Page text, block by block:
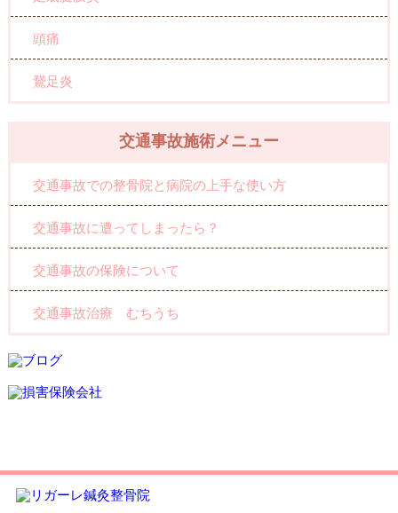
頭痛
鵞足炎
交通事故施術メニュー
交通事故での整骨院と病院の上手な使い方
交通事故に遭ってしまったら？
交通事故の保険について
交通事故治療 むちうち